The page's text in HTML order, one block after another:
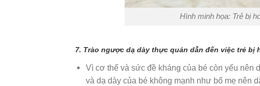
Hình minh họa: Trẻ bị
7. Trào ngược dạ dày thực quản dẫn đến việc trẻ bị
Vì cơ thể và sức đề kháng của bé còn yếu
và dạ dày của bé không mạnh như bố mẹ nên